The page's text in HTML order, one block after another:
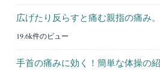
広げたり反らすと痛む親指の痛み。
19.6k件のビュー
手首の痛みに効く！簡単な体操の紹